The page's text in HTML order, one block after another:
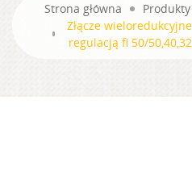
Strona główna
Produkty
Złącze
regulacją fi 50/